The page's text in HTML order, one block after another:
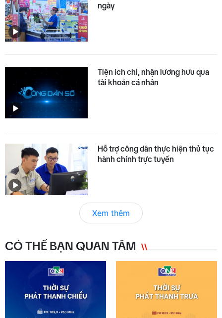
ngày
Tiện ích chi, nhận lương hưu qua
tài khoản cá nhân
Hỗ trợ công dân thực hiện thủ tục
hành chính trực tuyến
Xem thêm
CÓ THỂ BẠN QUAN TÂM